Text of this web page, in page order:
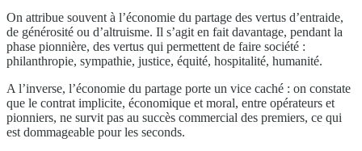
On attribue souvent à l’économie du partage des vertus d’entraide,
de générosité ou d’altruisme. Il s’agit en fait davantage, pendant la
phase pionnière, des vertus qui permettent de faire société :
philanthropie, sympathie, justice, équité, hospitalité, humanité.
A l’inverse, l’économie du partage porte un vice caché : on constate
que le contrat implicite, économique et moral, entre opérateurs et
pionniers, ne survit pas au succès commercial des premiers, ce qui
est dommageable pour les seconds.